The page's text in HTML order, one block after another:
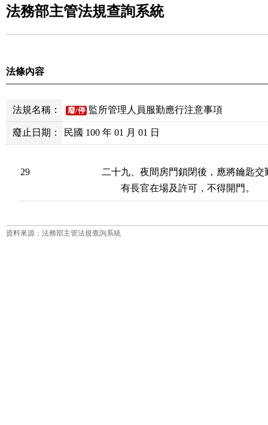
法務部主管法規查詢系統
法條內容
法規名稱： 廢/停 監所管理人員服勤應行注意事項
廢止日期： 民國 100 年 01 月 01 日
29
二十九、夜間房門鎖閉後，應將鑰匙
        有長官在場及許可，不得開門。
資料來源：法務部主管法規查詢系統